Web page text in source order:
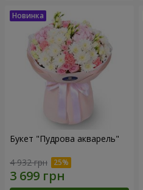
Букет "Пудрова акварель"
4 932 грн